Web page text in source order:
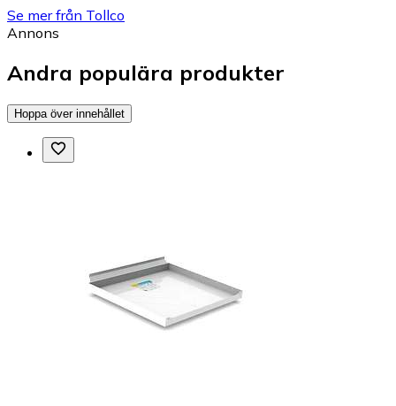
Se mer från Tollco
Annons
Andra populära produkter
Hoppa över innehållet